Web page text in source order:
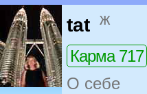
tat ж
Карма 717
О себе